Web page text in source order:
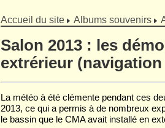
Accueil du site Albums souvenirs
Salon 2013 : les
extrérieur
La météo à été clémente pendant ces
2013, ce qui a permis à de nombreux
le bassin que le CMA avait installé en